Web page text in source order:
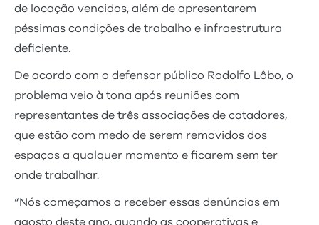
de locação vencidos, além de apresentarem
péssimas condições de trabalho e infraestrutura
deficiente.
De acordo com o defensor público Rodolfo Lôbo, o
problema veio à tona após reuniões com
representantes de três associações de catadores,
que estão com medo de serem removidos dos
espaços a qualquer momento e ficarem sem ter
onde trabalhar.
“Nós começamos a receber essas denúncias em
agosto deste ano, quando as cooperativas e